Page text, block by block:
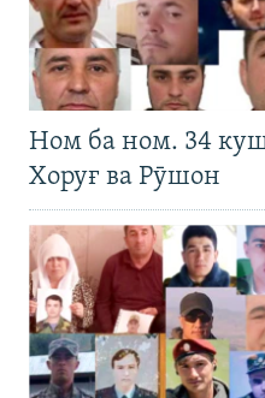
Ном ба ном. 34
Хоруғ ва Рӯшон